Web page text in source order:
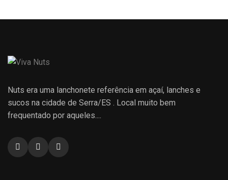
Nuts era uma lanchonete referência em açaí, lanches e
sucos na cidade de Serra/ES . Local muito bem
frequentado por aqueles....